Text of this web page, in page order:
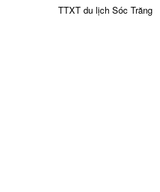
TTXT du lịch Sóc Trăng